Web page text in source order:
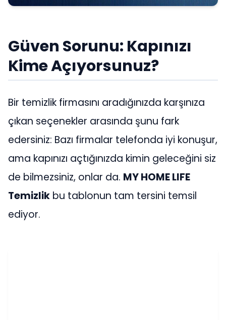
Güven Sorunu: Kapınızı
Kime Açıyorsunuz?
Bir temizlik firmasını aradığınızda karşınıza
çıkan seçenekler arasında şunu fark
edersiniz: Bazı firmalar telefonda iyi konuşur,
ama kapınızı açtığınızda kimin geleceğini siz
de bilmezsiniz, onlar da. MY HOME LIFE
Temizlik bu tablonun tam tersini temsil
ediyor.